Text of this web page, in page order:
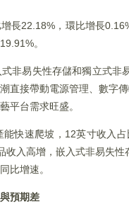
長22.18%，環比增長
。
非易失性存儲和獨立式
直接帶動電源管理、數字
平台需求旺盛。
快速爬坡，12英寸收入
收入高增，嵌入式非易失
比增速。
預期差